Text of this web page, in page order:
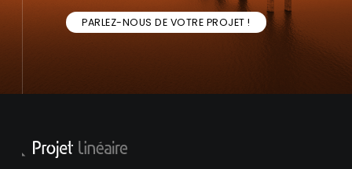
PARLEZ-NOUS DE VOTRE PROJET !